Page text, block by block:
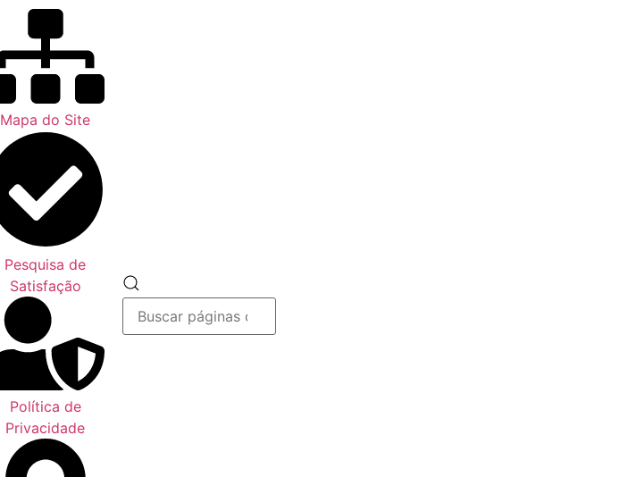
Mapa do Site
Pesquisa de
Satisfação
Política de
Privacidade